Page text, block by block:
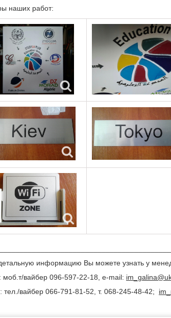
наших работ:
информацию Вы можете узнать у
моб.т/вайбер 096-597-22-18, e-mail:
тел./вайбер 066-791-81-52, т. 068-245-48-42;